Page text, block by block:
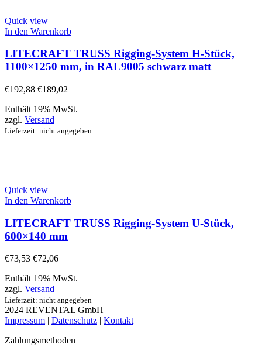
Quick view
In den Warenkorb
LITECRAFT TRUSS Rigging-System H-Stück,
1100×1250 mm, in RAL9005 schwarz matt
€192,88 €189,02
Enthält 19% MwSt.
zzgl. Versand
Lieferzeit: nicht angegeben
Quick view
In den Warenkorb
LITECRAFT TRUSS Rigging-System U-Stück,
600×140 mm
€73,53 €72,06
Enthält 19% MwSt.
zzgl. Versand
Lieferzeit: nicht angegeben
2024 REVENTAL GmbH
Impressum
Datenschutz
Kontakt
Zahlungsmethoden